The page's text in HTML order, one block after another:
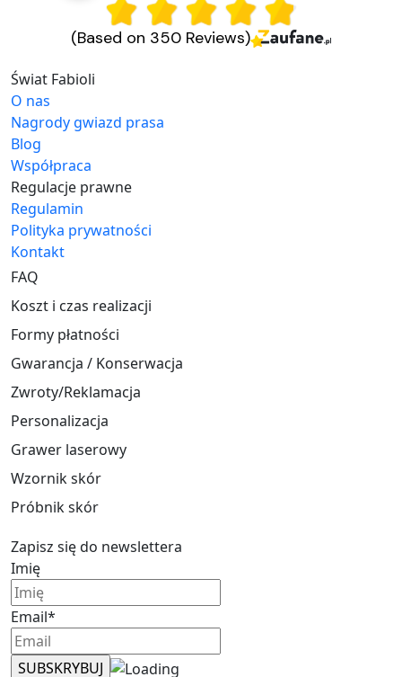
(Based on 350 Reviews)
Świat Fabioli
O nas
Nagrody gwiazd prasa
Blog
Współpraca
Regulacje prawne
Regulamin
Polityka prywatności
Kontakt
FAQ
Koszt i czas realizacji
Formy płatności
Gwarancja / Konserwacja
Zwroty/Reklamacja
Personalizacja
Grawer laserowy
Wzornik skór
Próbnik skór
Zapisz się do newslettera
Imię
Email*